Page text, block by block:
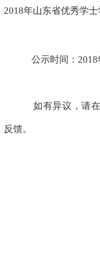
2018年山东省优秀学士
公示时间：
如有异议，请
反馈。